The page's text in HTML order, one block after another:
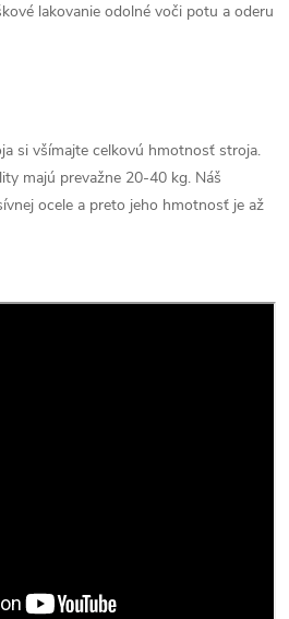
lakovanie odolné voči potu a oderu
si všímajte celkovú hmotnosť stroja.
majú prevažne 20-40 kg. Náš
ocele a preto jeho hmotnosť je až